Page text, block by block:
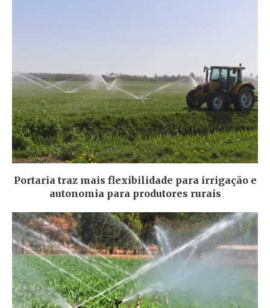
Portaria traz mais flexibilidade para irrigação e
autonomia para produtores rurais